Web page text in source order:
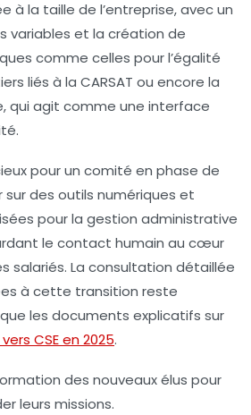
à la taille de l’entreprise, avec un
variables et la création de
comme celles pour l’égalité
liés à la CARSAT ou encore la
qui agit comme une interface
pour un comité en phase de
sur des outils numériques et
pour la gestion administrative
le contact humain au cœur
salariés. La consultation détaillée
à cette transition reste
les documents explicatifs sur
CSE en 2025.
des nouveaux élus pour
leurs missions.